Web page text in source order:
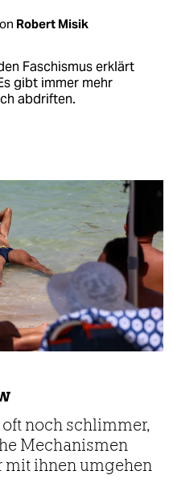
Robert Misik
Faschismus erklärt
gibt immer mehr
abdriften.
noch schlimmer,
Mechanismen
mit ihnen umgehen